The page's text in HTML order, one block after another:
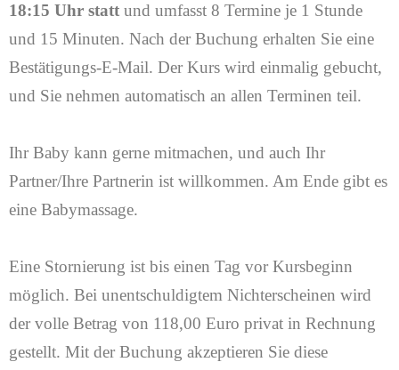
18:15 Uhr statt und umfasst 8 Termine je 1 Stunde
und 15 Minuten. Nach der Buchung erhalten Sie eine
Bestätigungs-E-Mail. Der Kurs wird einmalig gebucht,
und Sie nehmen automatisch an allen Terminen teil.
Ihr Baby kann gerne mitmachen, und auch Ihr
Partner/Ihre Partnerin ist willkommen. Am Ende gibt es
eine Babymassage.
Eine Stornierung ist bis einen Tag vor Kursbeginn
möglich. Bei unentschuldigtem Nichterscheinen wird
der volle Betrag von 118,00 Euro privat in Rechnung
gestellt. Mit der Buchung akzeptieren Sie diese